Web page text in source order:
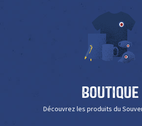
Boutique
Découvrez les produits du